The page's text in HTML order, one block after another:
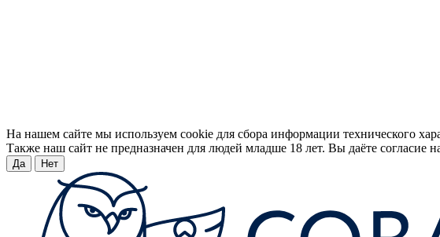
На нашем сайте мы используем cookie для сбора информации технического
Также наш сайт не предназначен для людей младше 18 лет. Вы даёте согласие
Да Нет